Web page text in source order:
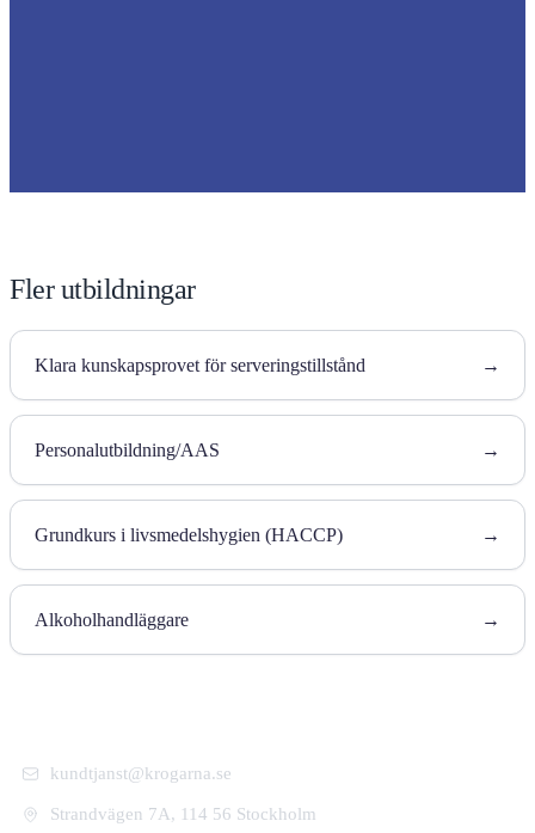
Fler utbildningar
Klara kunskapsprovet för serveringstillstånd →
Personalutbildning/AAS →
Grundkurs i livsmedelshygien (HACCP) →
Alkoholhandläggare →
kundtjanst@krogarna.se
Strandvägen 7A, 114 56 Stockholm